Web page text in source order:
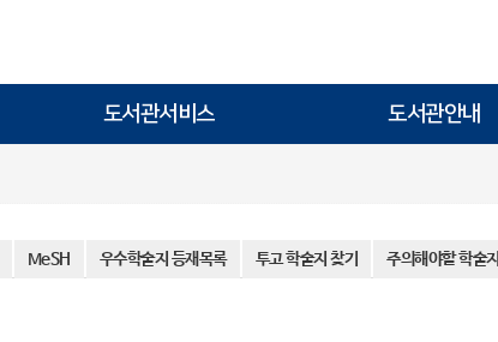
도서관서비스 도서관안내
MeSH 우수학술지 등재목록 투고 학술지 찾기 주의해야할 학술지